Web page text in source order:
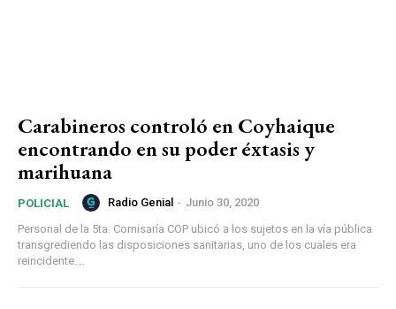
Carabineros controló en Coyhaique
encontrando en su poder éxtasis y
marihuana
POLICIAL Radio Genial - Junio 30, 2020
Personal de la 5ta. Comisaría COP ubicó a los sujetos en la vía pública
transgrediendo las disposiciones sanitarias, uno de los cuales era
reincidente....